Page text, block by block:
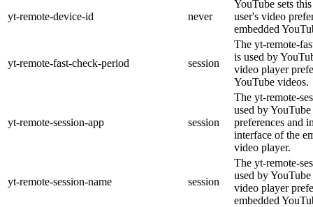
yt-remote-device-id never
YouTube sets
user's video
embedded
yt-remote-fast-check-period session
The yt-remote-
is used by
video player
YouTube videos.
yt-remote-session-app session
The yt-remote-
used by
preferences and
interface of the
video player.
yt-remote-session-name session
The yt-remote-
used by
video player
embedded